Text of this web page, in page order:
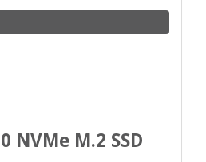
NVMe M.2 SSD